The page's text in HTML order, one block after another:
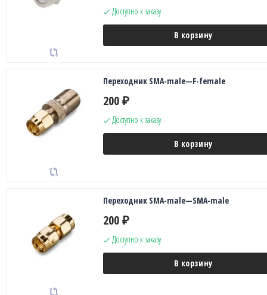
Доступно к заказу
В корзину
Переходник SMA-male—F-female
200 ₽
Доступно к заказу
В корзину
Переходник SMA-male—SMA-male
200 ₽
Доступно к заказу
В корзину